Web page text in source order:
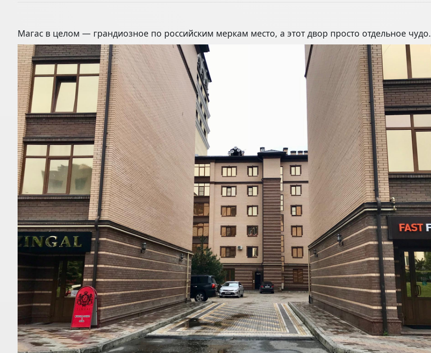
Магас в целом — грандиозное по российским меркам место, а этот двор просто отдельное чудо.